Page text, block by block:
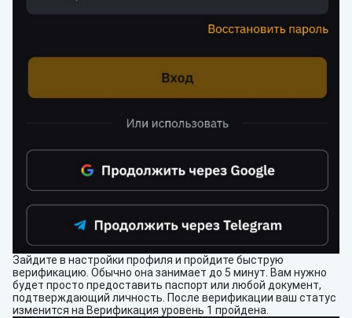
Зайдите в настройки профиля и пройдите быструю
верификацию. Обычно она занимает до 5 минут. Вам нужно
будет просто предоставить паспорт или любой документ,
подтверждающий личность. После верификации ваш статус
изменится на Верификация уровень 1 пройдена.